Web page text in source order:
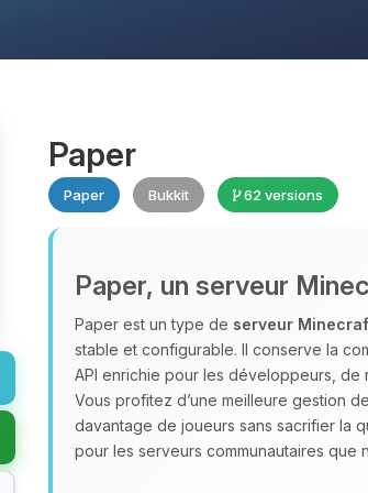
Paper
Paper Bukkit 62 versions
Paper, un serveur
Paper est un type de serveur
stable et configurable. Il conserve la
API enrichie pour les développeurs, de
Vous profitez d’une meilleure gestion
davantage de joueurs sans sacrifier la
pour les serveurs communautaires que